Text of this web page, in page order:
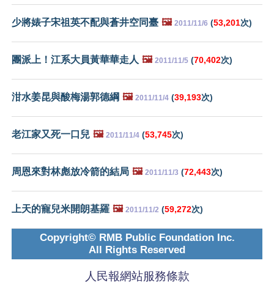
少將婊子宋祖英不配與蒼井空同臺 🖼️ 2011/11/6 (53,201次)
團派上！江系大員黃華華走人 🖼️ 2011/11/5 (70,402次)
泔水姜昆與酸梅湯郭德綱 🖼️ 2011/11/4 (39,193次)
老江家又死一口兒 🖼️ 2011/11/4 (53,745次)
周恩來對林彪放冷箭的結局 🖼️ 2011/11/3 (72,443次)
上天的寵兒米開朗基羅 🖼️ 2011/11/2 (59,272次)
Copyright© RMB Public Foundation Inc.
All Rights Reserved
人民報網站服務條款